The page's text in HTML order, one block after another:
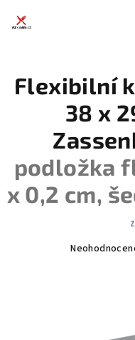
Flexibilní
38 x
podložka
x 0,2 cm,
Průměrné